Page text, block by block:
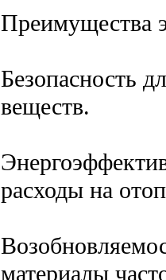
Преимущества
Безопасность
веществ.
расходы на
материалы